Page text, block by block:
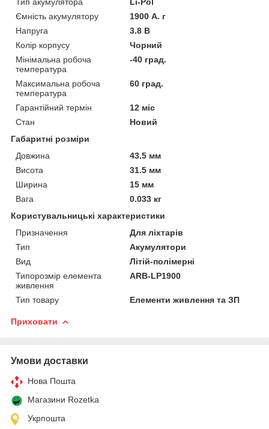
Ємність акумулятору
1900 А. г
Напруга
3.8 В
Колір корпусу
Чорний
Мінімальна робоча
температура
-40 град.
Максимальна робоча
температура
60 град.
Гарантійний термін
12 міс
Стан
Новий
Габаритні розміри
Довжина
43.5 мм
Висота
31.5 мм
Ширина
15 мм
Вага
0.033 кг
Користувальницькі характеристики
Призначення
Для ліхтарів
Тип
Акумулятори
Вид
Літій-полімерні
Типорозмір елемента
живлення
ARB-LP1900
Тип товару Елементи живлення та ЗП
Приховати
Умови доставки
Нова Пошта
Магазини Rozetka
Укрпошта